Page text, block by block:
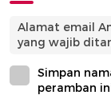
Alamat email
yang wajib
Simpan
peramban